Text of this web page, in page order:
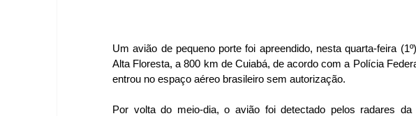
Um avião de pequeno porte foi apreendido, nesta quarta-feira
Alta Floresta, a 800 km de Cuiabá, de acordo com a Polícia
entrou no espaço aéreo brasileiro sem autorização.
Por volta do meio-dia, o avião foi detectado pelos radares